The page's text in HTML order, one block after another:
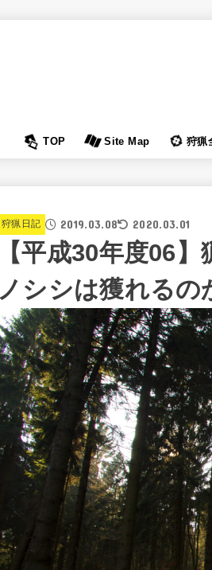
TOP Site Map 狩猟
狩猟日記 2019.03.08 2020.03.01
【平成30年度06
ノシシは獲れるの